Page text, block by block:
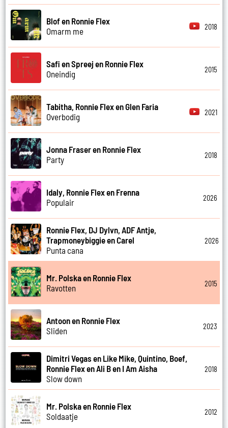
Blof en Ronnie Flex
Omarm me
2018
Safi en Spreej en Ronnie Flex
Oneindig
2015
Tabitha, Ronnie Flex en Glen Faria
Overbodig
2021
Jonna Fraser en Ronnie Flex
Party
2018
Idaly, Ronnie Flex en Frenna
Populair
2026
Ronnie Flex, DJ Dylvn, ADF Antje,
Trapmoneybiggie en Carel
Punta cana
2026
Mr. Polska en Ronnie Flex
Ravotten
2015
Antoon en Ronnie Flex
Sliden
2023
Dimitri Vegas en Like Mike, Quintino, Boef,
Ronnie Flex en Ali B en I Am Aisha
Slow down
2018
Mr. Polska en Ronnie Flex
Soldaatje
2012